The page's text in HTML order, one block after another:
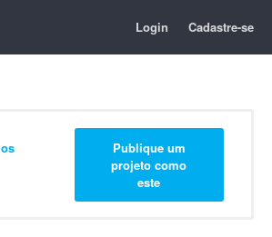
Login Cadastre-se
Publique um
projeto como
este